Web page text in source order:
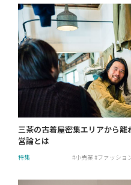
三茶の古着屋密集エリアから
営論とは
特集 小売業 ファッショ